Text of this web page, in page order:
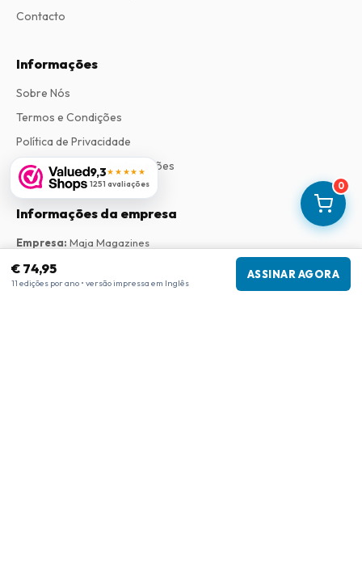
0
€ 74,95
11 edições por ano • versão impressa em Inglês
ASSINAR AGORA
9,3★★★★★
1251 avaliações
Contacto
Informações
Sobre Nós
Termos e Condições
Política de Privacidade
Procedimento de Reclamações
Informações da empresa
Empresa: Maja Magazines
Número de IVA
NL817937778B01